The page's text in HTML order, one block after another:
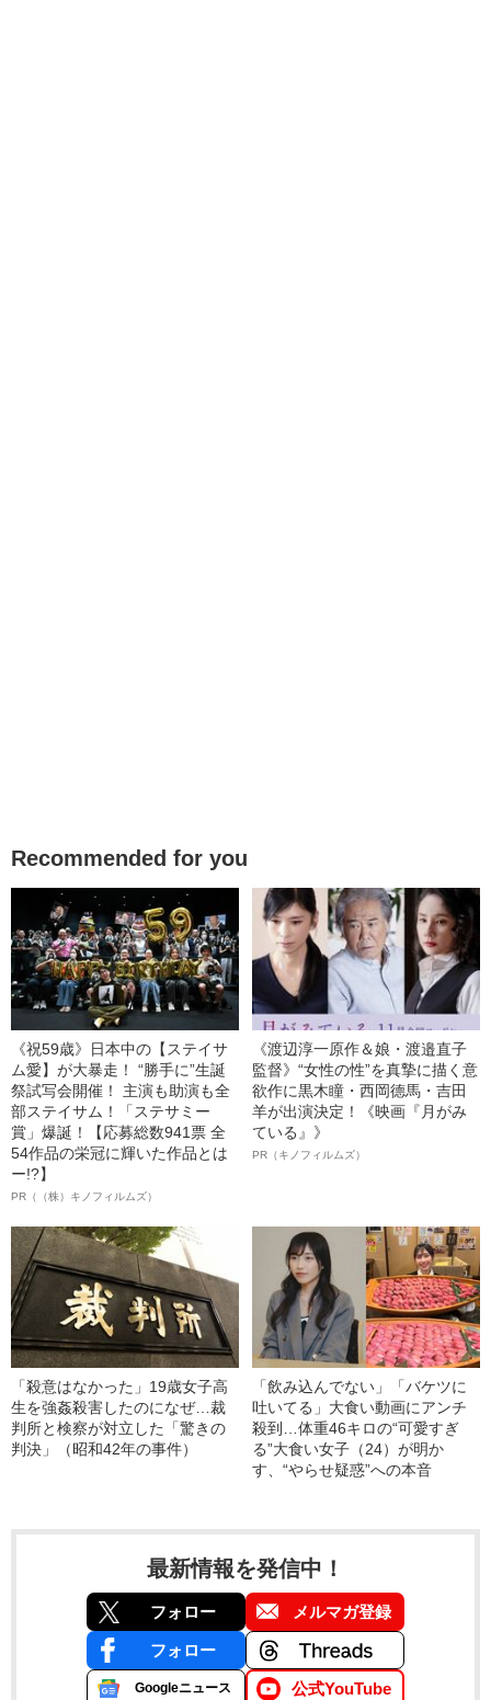
Recommended for you
《祝59歳》日本中の【ステイサ
ム愛】が大暴走！ “勝手に”生誕
祭試写会開催！ 主演も助演も全
部ステイサム！「ステサミー
賞」爆誕！【応募総数941票 全
54作品の栄冠に輝いた作品とは
ー!?】
PR（（株）キノフィルムズ）
《渡辺淳一原作＆娘・渡邉直子
監督》“女性の性”を真摯に描く意
欲作に黒木瞳・西岡德馬・吉田
羊が出演決定！《映画『月がみ
ている』》
PR（キノフィルムズ）
「殺意はなかった」19歳女子高
生を強姦殺害したのになぜ…裁
判所と検察が対立した「驚きの
判決」（昭和42年の事件）
「飲み込んでない」「バケツに
吐いてる」大食い動画にアンチ
殺到…体重46キロの“可愛すぎ
る”大食い女子（24）が明か
す、“やらせ疑惑”への本音
最新情報を発信中！
フォロー メルマガ登録
フォロー
Googleニュース 公式YouTube